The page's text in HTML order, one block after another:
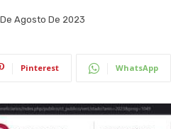
Agosto De 2023
Pinterest WhatsApp